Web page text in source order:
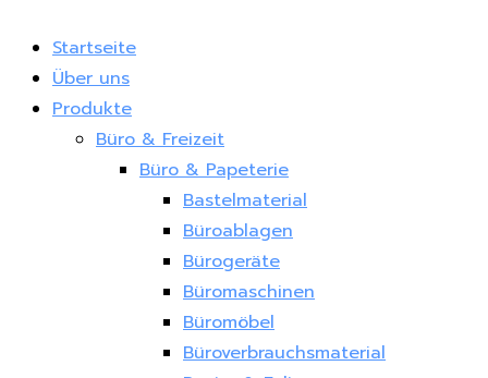
Startseite
Über uns
Produkte
Büro & Freizeit
Büro & Papeterie
Bastelmaterial
Büroablagen
Bürogeräte
Büromaschinen
Büromöbel
Büroverbrauchsmaterial